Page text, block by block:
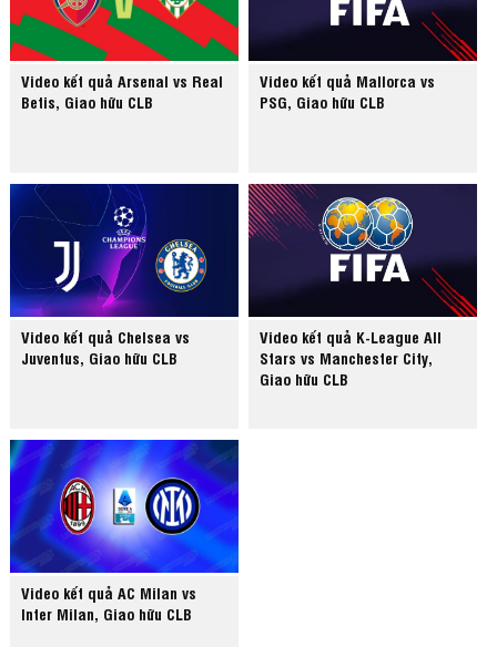
Video kết quả Arsenal vs Real
Betis, Giao hữu CLB
Video kết quả Mallorca vs
PSG, Giao hữu CLB
Video kết quả Chelsea vs
Juventus, Giao hữu CLB
Video kết quả K-League All
Stars vs Manchester City,
Giao hữu CLB
Video kết quả AC Milan vs
Inter Milan, Giao hữu CLB